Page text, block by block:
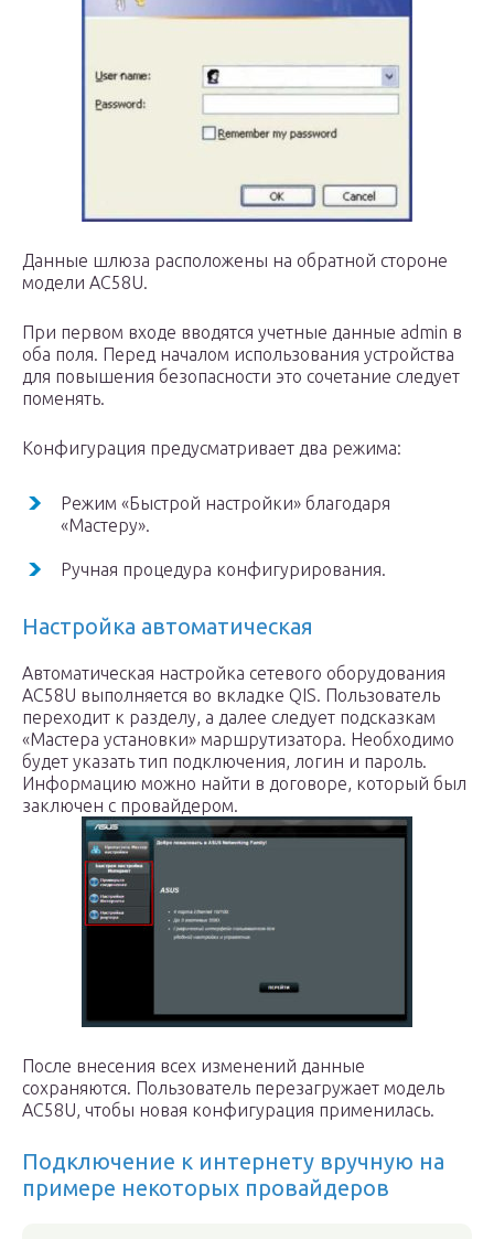
Данные шлюза расположены на обратной стороне
модели AC58U.
При первом входе вводятся учетные данные admin в
оба поля. Перед началом использования устройства
для повышения безопасности это сочетание следует
поменять.
Конфигурация предусматривает два режима:
Режим «Быстрой настройки» благодаря
«Мастеру».
Ручная процедура конфигурирования.
Настройка автоматическая
Автоматическая настройка сетевого оборудования
AC58U выполняется во вкладке QIS. Пользователь
переходит к разделу, а далее следует подсказкам
«Мастера установки» маршрутизатора. Необходимо
будет указать тип подключения, логин и пароль.
Информацию можно найти в договоре, который был
заключен с провайдером.
После внесения всех изменений данные
сохраняются. Пользователь перезагружает модель
AC58U, чтобы новая конфигурация применилась.
Подключение к интернету вручную на
примере некоторых провайдеров